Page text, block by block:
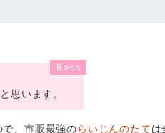
思います。
、市販最強のらいじんのたては